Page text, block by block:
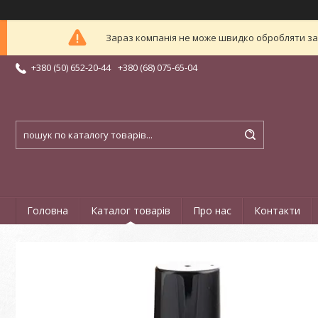
Зараз компанія не може швидко обробляти
+380 (50) 652-20-44 +380 (68) 075-65-04
Головна Каталог товарів Про нас Контакти